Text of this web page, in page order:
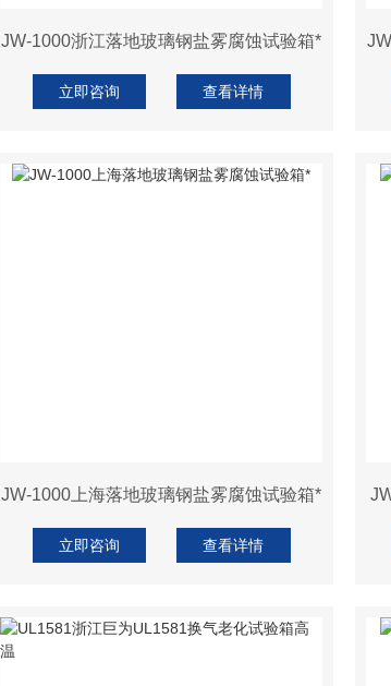
JW-1000浙江落地玻璃钢盐雾腐蚀试验箱*
立即咨询 查看详情
JW-1000上海落地玻璃钢盐雾腐蚀试验箱*
立即咨询 查看详情